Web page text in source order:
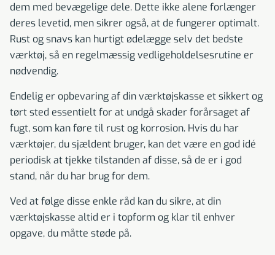
dem med bevægelige dele. Dette ikke alene forlænger
deres levetid, men sikrer også, at de fungerer optimalt.
Rust og snavs kan hurtigt ødelægge selv det bedste
værktøj, så en regelmæssig vedligeholdelsesrutine er
nødvendig.
Endelig er opbevaring af din værktøjskasse et sikkert og
tørt sted essentielt for at undgå skader forårsaget af
fugt, som kan føre til rust og korrosion. Hvis du har
værktøjer, du sjældent bruger, kan det være en god idé
periodisk at tjekke tilstanden af disse, så de er i god
stand, når du har brug for dem.
Ved at følge disse enkle råd kan du sikre, at din
værktøjskasse altid er i topform og klar til enhver
opgave, du måtte støde på.